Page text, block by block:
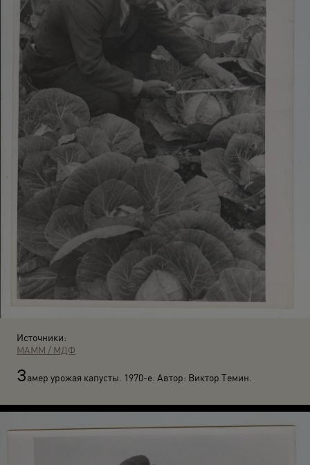
Источники:
МАММ / МДФ
Замер урожая капусты. 1970-е. Автор: Виктор Темин.